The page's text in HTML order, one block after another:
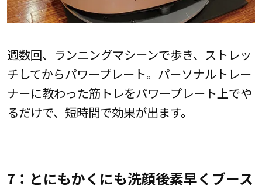
週数回、ランニングマシーンで歩き、ストレッ
チしてからパワープレート。パーソナルトレー
ナーに教わった筋トレをパワープレート上でや
るだけで、短時間で効果が出ます。
7：とにもかくにも洗顔後素早くブース